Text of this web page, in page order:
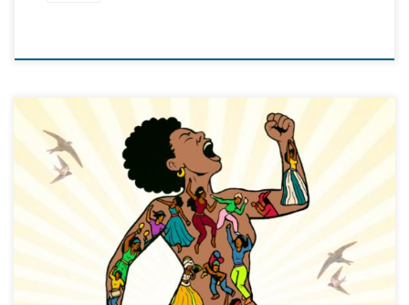
Une journée pour mettre en lumière les femmes
dans la Capoeira et la culture afro-brésilienne ! À
travers cet événement, nous célébrons toutes les
femmes qui « sont en nous ». C’est l’image de la
transmission, de la force collective et de l’Axé que
Geração Capoeira Grenoble souhaite partager avec